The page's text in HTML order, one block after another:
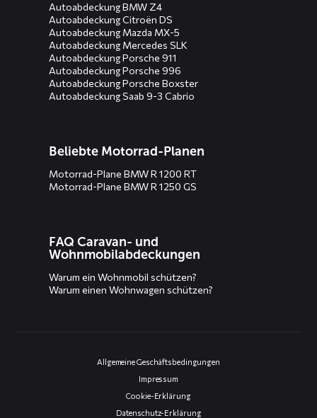
Autoabdeckung BMW Z4
Autoabdeckung Citroën DS
Autoabdeckung Mazda MX-5
Autoabdeckung Mercedes SLK
Autoabdeckung Porsche 911
Autoabdeckung Porsche 996
Autoabdeckung Porsche Boxster
Autoabdeckung Saab 9-3 Cabrio
Beliebte Motorrad-Planen
Motorrad-Plane BMW R 1200 RT
Motorrad-Plane BMW R 1250 GS
FAQ Caravan- und
Wohnmobilabdeckungen
Warum ein Wohnmobil schützen?
Warum einen Wohnwagen schützen?
Allgemeine Geschäftsbedingungen
Impressum
Cookie-Erklärung
Datenschutz-Erklärung